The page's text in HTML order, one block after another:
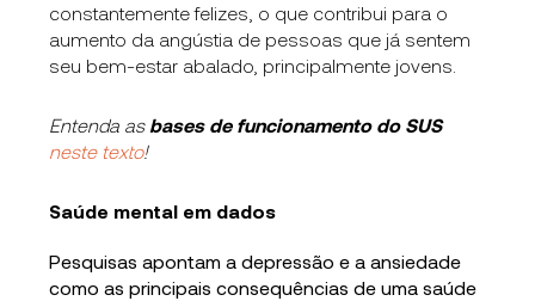
constantemente felizes, o que contribui para o
aumento da angústia de pessoas que já sentem
seu bem-estar abalado, principalmente jovens.
Entenda as bases de funcionamento do SUS
neste texto!
Saúde mental em dados
Pesquisas apontam a depressão e a ansiedade
como as principais consequências de uma saúde